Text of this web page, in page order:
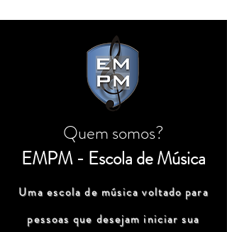
Quem somos?
EMPM - Escola de Música
Uma escola de música voltado para
pessoas que desejam iniciar sua